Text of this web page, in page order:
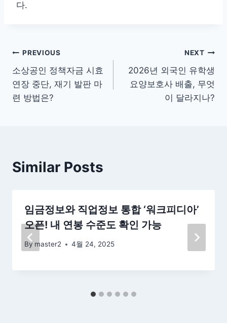
다.
글
탐
색
PREVIOUS
소상공인 정책자금 시효
연장 중단, 재기 발판 마
련 방법은?
NEXT
2026년 외국인 유학생
요양보호사 배출, 무엇
이 달라지나?
Similar Posts
임금정보와 직업정보 통합 ‘워크피디아’
오픈! 내 연봉 수준도 확인 가능
By master2 4월 24, 2025